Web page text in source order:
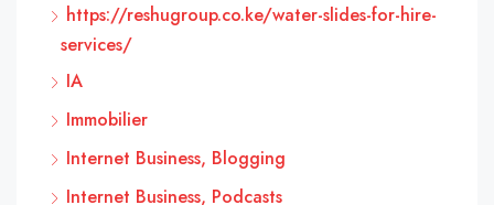
https://reshugroup.co.ke/water-slides-for-hire-
services/
IA
Immobilier
Internet Business, Blogging
Internet Business, Podcasts